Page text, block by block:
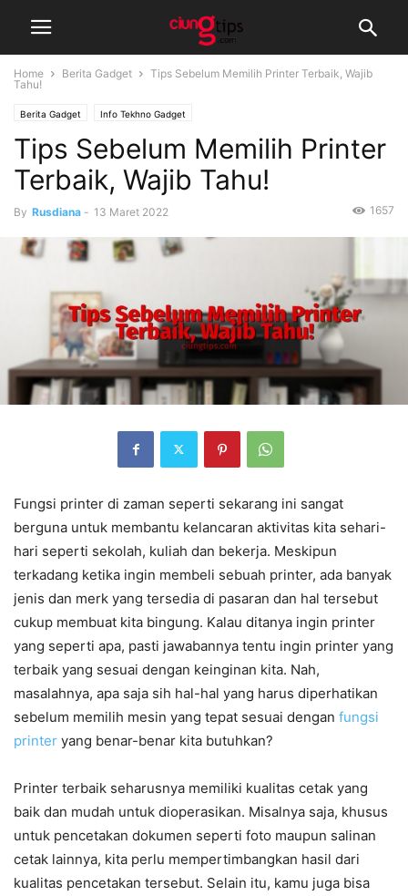
Home Berita Gadget
Tips Sebelum Memilih Printer Terbaik, Wajib
Tahu!
Berita Gadget Info Tekhno Gadget
Tips Sebelum Memilih Printer
Terbaik, Wajib Tahu!
By Rusdiana - 13 Maret 2022 1657
Fungsi printer di zaman seperti sekarang ini sangat
berguna untuk membantu kelancaran aktivitas kita sehari-
hari seperti sekolah, kuliah dan bekerja. Meskipun
terkadang ketika ingin membeli sebuah printer, ada banyak
jenis dan merk yang tersedia di pasaran dan hal tersebut
cukup membuat kita bingung. Kalau ditanya ingin printer
yang seperti apa, pasti jawabannya tentu ingin printer yang
terbaik yang sesuai dengan keinginan kita. Nah,
masalahnya, apa saja sih hal-hal yang harus diperhatikan
sebelum memilih mesin yang tepat sesuai dengan fungsi
printer yang benar-benar kita butuhkan?
Printer terbaik seharusnya memiliki kualitas cetak yang
baik dan mudah untuk dioperasikan. Misalnya saja, khusus
untuk pencetakan dokumen seperti foto maupun salinan
cetak lainnya, kita perlu mempertimbangkan hasil dari
kualitas pencetakan tersebut. Selain itu, kamu juga bisa